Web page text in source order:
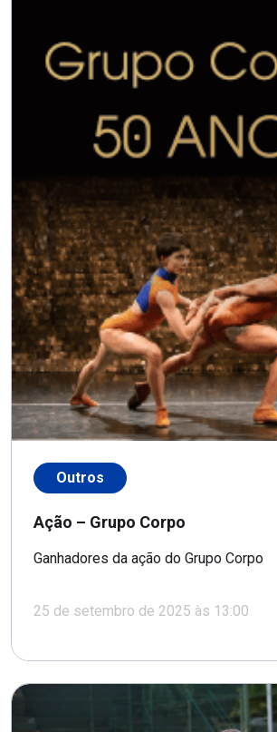
Outros
Ação – Grupo Corpo
Ganhadores da ação do Grupo Corpo
25 de setembro de 2025 às 13:00